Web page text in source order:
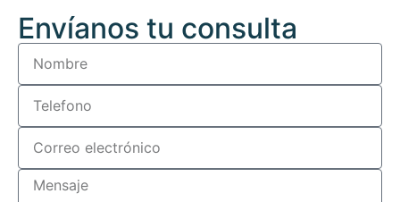
Envíanos tu consulta